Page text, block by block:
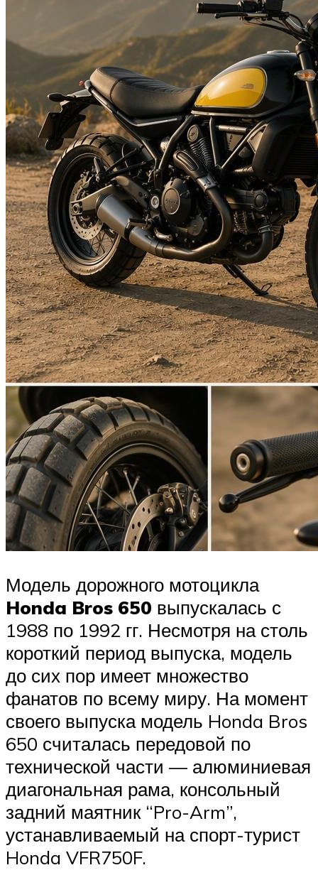
Модель дорожного мотоцикла
Honda Bros 650 выпускалась с
1988 по 1992 гг. Несмотря на столь
короткий период выпуска, модель
до сих пор имеет множество
фанатов по всему миру. На момент
своего выпуска модель Honda Bros
650 считалась передовой по
технической части — алюминиевая
диагональная рама, консольный
задний маятник “Pro-Arm”,
устанавливаемый на спорт-турист
Honda VFR750F.